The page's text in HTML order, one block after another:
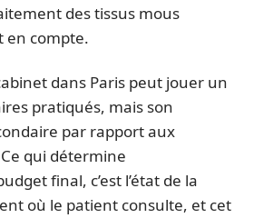
des tissus mous
en compte.
dans Paris peut jouer un
pratiqués, mais son
par rapport aux
qui détermine
final, c’est l’état de la
où le patient consulte, et cet